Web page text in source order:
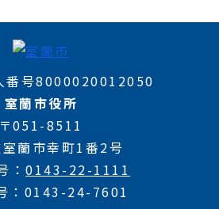
番号8000020012050
室蘭市役所
〒051-8511
蘭市幸町1番2号
0143-22-1111
0143-24-7601